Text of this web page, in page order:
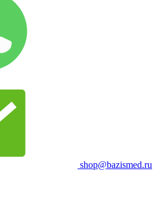
shop@bazismed.ru